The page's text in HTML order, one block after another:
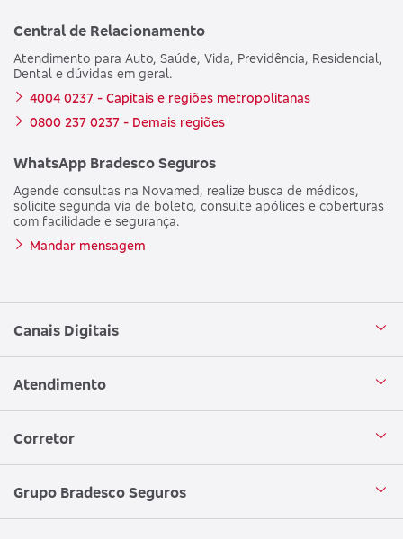
Central de Relacionamento
Atendimento para Auto, Saúde, Vida, Previdência, Residencial,
Dental e dúvidas em geral.
4004 0237 - Capitais e regiões metropolitanas
0800 237 0237 - Demais regiões
WhatsApp Bradesco Seguros
Agende consultas na Novamed, realize busca de médicos,
solicite segunda via de boleto, consulte apólices e coberturas
com facilidade e segurança.
Mandar mensagem
Canais Digitais
Aplicativo Bradesco Seguros
WhatsApp
Atendimento
Central de Atendimento
SAC Bradesco Seguros
Corretor
Seja um corretor
Grupo Bradesco Seguros